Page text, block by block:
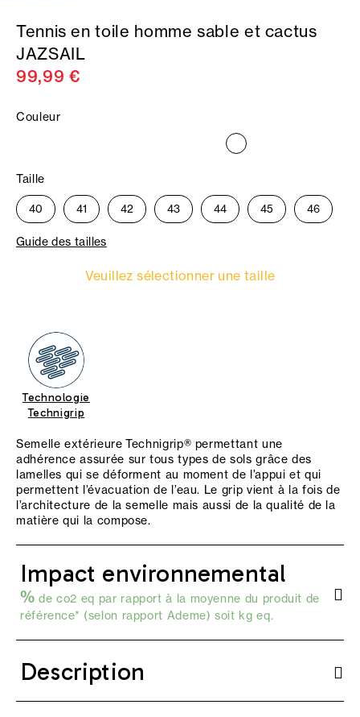
Tennis en toile homme sable et cactus
JAZSAIL
99,99 €
Couleur
Taille
40 41 42 43 44 45 46
Guide des tailles
Veuillez sélectionner une taille
Technologie
Technigrip
Semelle extérieure Technigrip® permettant une
adhérence assurée sur tous types de sols grâce des
lamelles qui se déforment au moment de l’appui et qui
permettent l’évacuation de l’eau. Le grip vient à la fois de
l’architecture de la semelle mais aussi de la qualité de la
matière qui la compose.
Impact environnemental
% de co2 eq par rapport à la moyenne du produit de
référence* (selon rapport Ademe) soit kg eq.
Description